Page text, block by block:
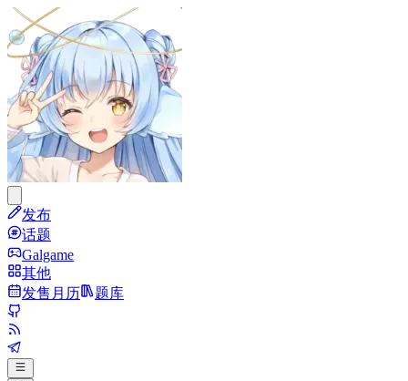
发布
话题
Galgame
其他
发售月历
题库